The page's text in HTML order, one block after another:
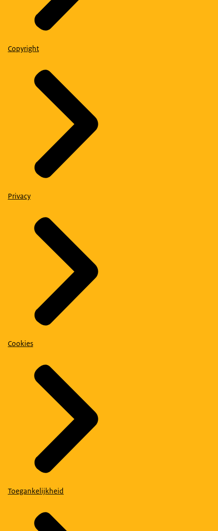
Copyright
Privacy
Cookies
Toegankelijkheid